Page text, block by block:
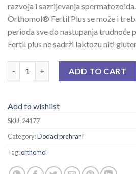
razvoja i sazrijevanja spermatozoida.
Orthomol® Fertil Plus se može i
perioda sve do nastupanja
Fertil plus ne sadrži laktozu niti
ADD TO CART
Add to wishlist
SKU:24177
Category:Dodaci prehrani
Tag:orthomol